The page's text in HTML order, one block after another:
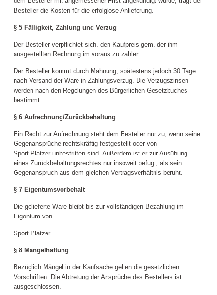
Besteller die Kosten für die erfolglose Anlieferung.
§ 5 Fälligkeit, Zahlung und Verzug
Der Besteller verpflichtet sich, den Kaufpreis gem. der ihm
ausgestellten Rechnung im voraus zu zahlen.
Der Besteller kommt durch Mahnung, spätestens jedoch 30 Tage
nach Versand der Ware in Zahlungsverzug. Die Verzugszinsen
werden nach den Regelungen des Bürgerlichen Gesetzbuches
bestimmt.
§ 6 Aufrechnung/Zurückbehaltung
Ein Recht zur Aufrechnung steht dem Besteller nur zu, wenn seine
Gegenansprüche rechtskräftig festgestellt oder von
Sport Platzer unbestritten sind. Außerdem ist er zur Ausübung
eines Zurückbehaltungsrechtes nur insoweit befugt, als sein
Gegenanspruch aus dem gleichen Vertragsverhältnis beruht.
§ 7 Eigentumsvorbehalt
Die gelieferte Ware bleibt bis zur vollständigen Bezahlung im
Eigentum von
Sport Platzer.
§ 8 Mängelhaftung
Bezüglich Mängel in der Kaufsache gelten die gesetzlichen
Vorschriften. Die Abtretung der Ansprüche des Bestellers ist
ausgeschlossen.